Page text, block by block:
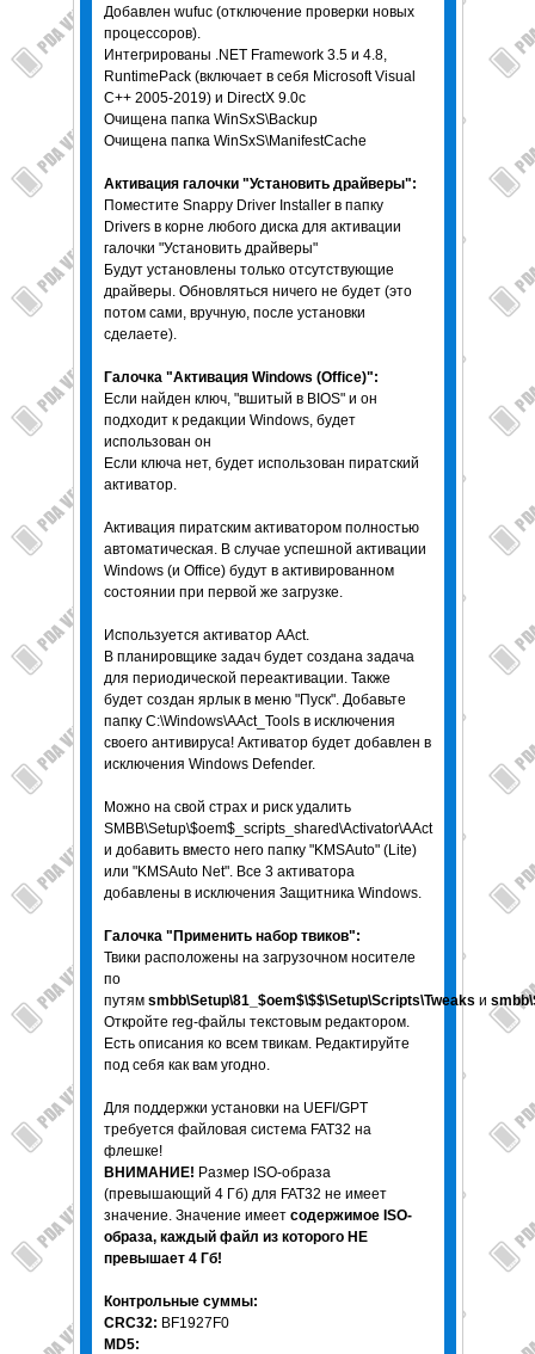
Добавлен wufuc (отключение проверки новых
процессоров).
Интегрированы .NET Framework 3.5 и 4.8,
RuntimePack (включает в себя Microsoft Visual
C++ 2005-2019) и DirectX 9.0c
Очищена папка WinSxS\Backup
Очищена папка WinSxS\ManifestCache
Активация галочки "Установить драйверы":
Поместите Snappy Driver Installer в папку
Drivers в корне любого диска для активации
галочки "Установить драйверы"
Будут установлены только отсутствующие
драйверы. Обновляться ничего не будет (это
потом сами, вручную, после установки
сделаете).
Галочка "Активация Windows (Office)":
Если найден ключ, "вшитый в BIOS" и он
подходит к редакции Windows, будет
использован он
Если ключа нет, будет использован пиратский
активатор.
Активация пиратским активатором полностью
автоматическая. В случае успешной активации
Windows (и Office) будут в активированном
состоянии при первой же загрузке.
Используется активатор AAct.
В планировщике задач будет создана задача
для периодической переактивации. Также
будет создан ярлык в меню "Пуск". Добавьте
папку C:\Windows\AAct_Tools в исключения
своего антивируса! Активатор будет добавлен в
исключения Windows Defender.
Можно на свой страх и риск удалить
SMBB\Setup\$oem$_scripts_shared\Activator\AAct
и добавить вместо него папку "KMSAuto" (Lite)
или "KMSAuto Net". Все 3 активатора
добавлены в исключения Защитника Windows.
Галочка "Применить набор твиков":
Твики расположены на загрузочном носителе
по
путям smbb\Setup\81_$oem$\$$\Setup\Scripts\Tweaks и
Откройте reg-файлы текстовым редактором.
Есть описания ко всем твикам. Редактируйте
под себя как вам угодно.
Для поддержки установки на UEFI/GPT
требуется файловая система FAT32 на
флешке!
ВНИМАНИЕ! Размер ISO-образа
(превышающий 4 Гб) для FAT32 не имеет
значение. Значение имеет содержимое ISO-
образа, каждый файл из которого НЕ
превышает 4 Гб!
Контрольные суммы:
CRC32: BF1927F0
MD5: